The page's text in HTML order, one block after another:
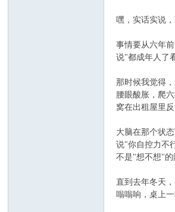
嘿，实话实说
事情要从六年
说"都成年人了
那时候我觉得
腰眼酸胀，爬
窝在出租屋里
大脑在那个状
说"你自控力不
不是"想不想"的
直到去年冬天
嗡嗡响，桌上